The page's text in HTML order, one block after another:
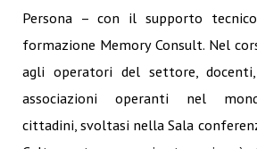
Persona – con il supporto tecnico
formazione Memory Consult. Nel
agli operatori del settore,
associazioni operanti nel
cittadini, svoltasi nella Sala